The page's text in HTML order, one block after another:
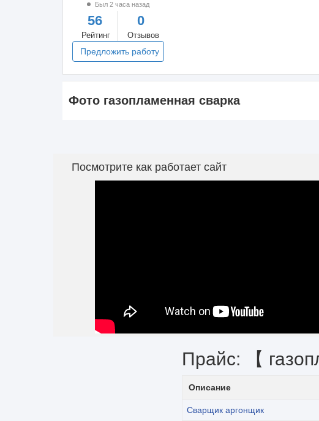
Был 2 часа назад
56
Рейтинг
0
Отзывов
Предложить работу
Фото газопламенная сварка
Посмотрите как работает сайт
Прайс: 【
Описание
Сварщик аргонщик